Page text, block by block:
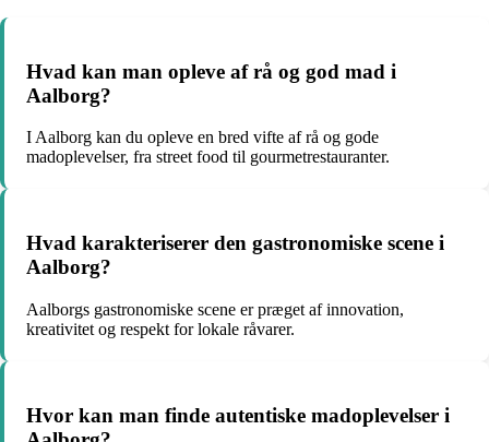
Hvad kan man opleve af rå og god mad i
Aalborg?
I Aalborg kan du opleve en bred vifte af rå og gode
madoplevelser, fra street food til gourmetrestauranter.
Hvad karakteriserer den gastronomiske scene i
Aalborg?
Aalborgs gastronomiske scene er præget af innovation,
kreativitet og respekt for lokale råvarer.
Hvor kan man finde autentiske madoplevelser i